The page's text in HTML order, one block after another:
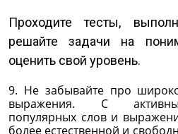
Проходите тесты,
решайте задачи на
оценить свой уровень.
9. Не забывайте про
выражения. С
популярных слов и
более естественной и